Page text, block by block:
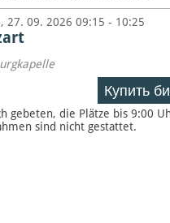
27. 09. 2026 09:15 - 10:25
Купить
gebeten, die Plätze bis 9:00
sind nicht gestattet.